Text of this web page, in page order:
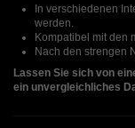
In verschiedenen
werden.
Kompatibel mit den
Nach den strengen
Lassen Sie sich von
ein unvergleichliches